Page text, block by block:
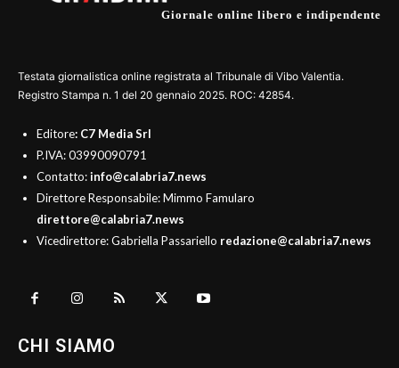
Giornale online libero e indipendente
Testata giornalistica online registrata al Tribunale di Vibo Valentia.
Registro Stampa n. 1 del 20 gennaio 2025. ROC: 42854.
Editore: C7 Media Srl
P.IVA: 03990090791
Contatto:info@calabria7.news
Direttore Responsabile: Mimmo Famularo
direttore@calabria7.news
Vicedirettore: Gabriella Passariello redazione@calabria7.news
CHI SIAMO